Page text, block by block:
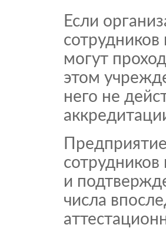
Если
могут
этом
него не
и
числа